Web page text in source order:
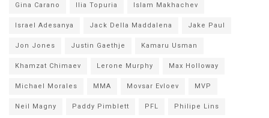
Gina Carano Ilia Topuria Islam Makhachev
Israel Adesanya Jack Della Maddalena Jake Paul
Jon Jones Justin Gaethje Kamaru Usman
Khamzat Chimaev Lerone Murphy Max Holloway
Michael Morales MMA Movsar Evloev MVP
Neil Magny Paddy Pimblett PFL Philipe Lins